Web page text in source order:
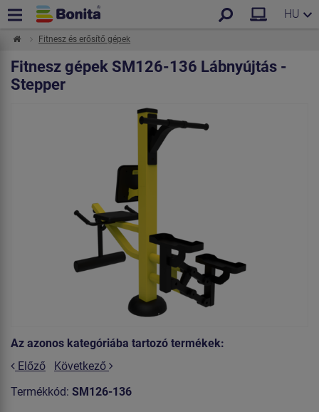
HU
Fitnesz és erősítő gépek
Fitnesz gépek SM126-136 Lábnyújtás -
Stepper
Az azonos kategóriába tartozó termékek:
Előző
Következő
Termékkód: SM126-136